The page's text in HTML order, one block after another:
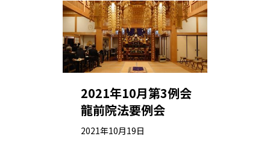
2021年10月第3例会
龍前院法要例会
2021年10月19日